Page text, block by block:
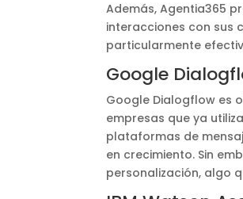
Además, Agentia365
interacciones con sus
particularmente
Google
Google Dialogflow es
empresas que ya
plataformas de
en crecimiento. Sin
personalización, algo